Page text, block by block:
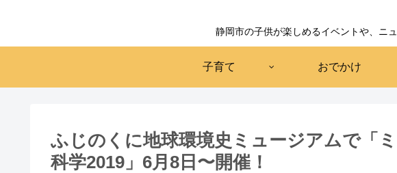
静岡市の子供が楽しめるイベントや、ニ
子育て おでかけ
ふじのくに地球環境史ミュージアムで「
科学2019」6月8日〜開催！